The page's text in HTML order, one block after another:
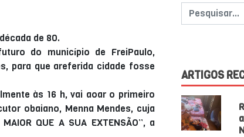
de 80.
do município de FreiPaulo,
para que areferida cidade fosse
às 16 h, vai aoar o primeiro
obaiano, Menna Mendes, cuja
QUE A SUA EXTENSÃO”, a
ARTIGOS